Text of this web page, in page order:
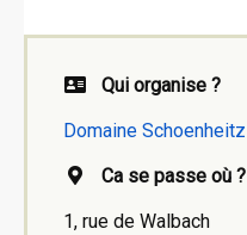
Qui organise ?
Domaine Schoenheitz
Ca se passe où ?
1, rue de Walbach